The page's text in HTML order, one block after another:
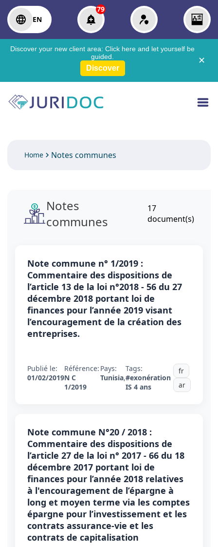
EN
79
Discover your new client area: Click here and let yourself be
guided.
Discover
✕
Home Notes communes
Notes
communes
17
document(s)
Note commune n° 1/2019 :
Commentaire des dispositions de
l’article 13 de la loi n°2018 - 56 du 27
décembre 2018 portant loi de
finances pour l’année 2019 visant
l’encouragement de la création des
entreprises.
Publié le:
01/02/2019
Référence:
N C
1/2019
Pays:
Tunisia,
Tags:
#exonération
IS 4 ans
fr
ar
Note commune N°20 / 2018 :
Commentaire des dispositions de
l’article 27 de la loi n° 2017 - 66 du 18
décembre 2017 portant loi de
finances pour l’année 2018 relatives
à l'encouragement de l’épargne à
long et moyen terme via les comptes
épargne pour l’investissement et les
contrats assurance-vie et les
contrats de capitalisation